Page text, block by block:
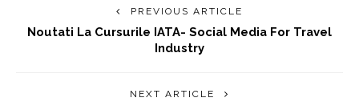
PREVIOUS ARTICLE
Noutati La Cursurile IATA- Social Media For Travel
Industry
NEXT ARTICLE